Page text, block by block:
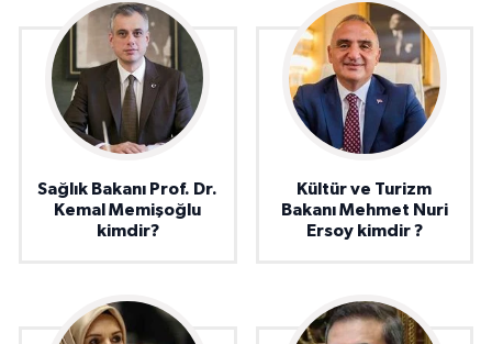
Sağlık Bakanı Prof. Dr.
Kemal Memişoğlu
kimdir?
Kültür ve Turizm
Bakanı Mehmet Nuri
Ersoy kimdir ?